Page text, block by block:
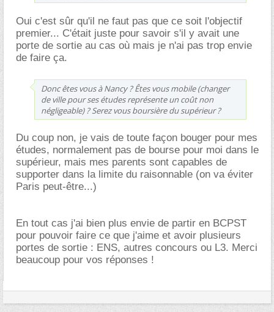
Oui c'est sûr qu'il ne faut pas que ce soit l'objectif
premier... C'était juste pour savoir s'il y avait une
porte de sortie au cas où mais je n'ai pas trop envie
de faire ça.
Donc êtes vous à Nancy ? Êtes vous mobile (changer
de ville pour ses études représente un coût non
négligeable) ? Serez vous boursière du supérieur ?
Du coup non, je vais de toute façon bouger pour mes
études, normalement pas de bourse pour moi dans le
supérieur, mais mes parents sont capables de
supporter dans la limite du raisonnable (on va éviter
Paris peut-être...)
En tout cas j'ai bien plus envie de partir en BCPST
pour pouvoir faire ce que j'aime et avoir plusieurs
portes de sortie : ENS, autres concours ou L3. Merci
beaucoup pour vos réponses !